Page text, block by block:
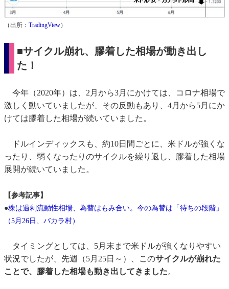
（出所： TradingView）
■サイクル崩れ、膠着した相場が動き出し
た！
今年（2020年）は、2月から3月にかけては、コロナ相場で
激しく動いていましたが、その反動もあり、4月から5月にか
けては膠着した相場が続いていました。
ドルインディックスも、約10日間ごとに、米ドルが強くな
ったり、弱くなったりのサイクルを繰り返し、膠着した相場
展開が続いていました。
【参考記事】
●株は過剰流動性相場、為替はもみ合い。今の為替は「待ちの段階」
（5月26日、バカラ村）
タイミングとしては、5月末まで米ドルが強くなりやすい
状況でしたが、先週（5月25日～）、このサイクルが崩れた
ことで、膠着した相場も動き出してきました。